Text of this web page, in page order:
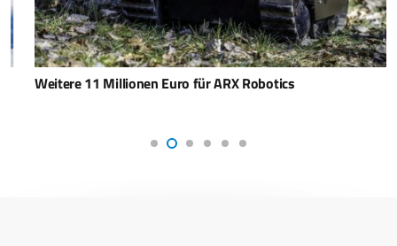
Weitere 11 Millionen Euro für ARX Robotics